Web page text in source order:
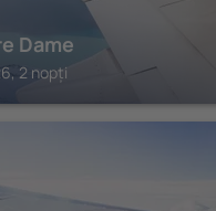
Dame
2 nopți